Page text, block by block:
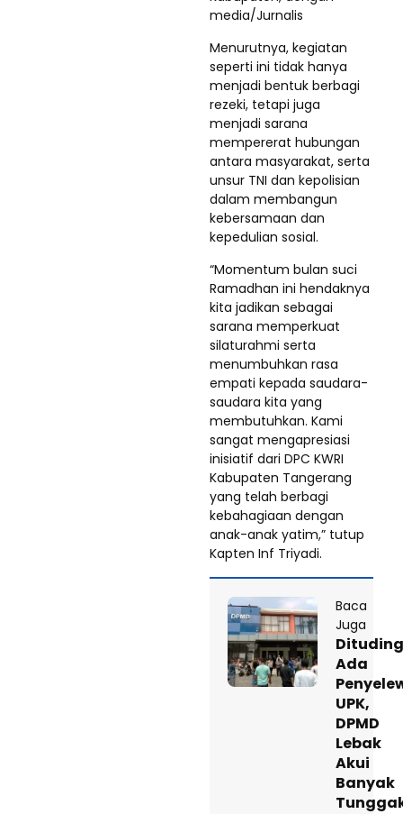
media/Jurnalis
Menurutnya, kegiatan
seperti ini tidak hanya
menjadi bentuk berbagi
rezeki, tetapi juga
menjadi sarana
mempererat hubungan
antara masyarakat, serta
unsur TNI dan kepolisian
dalam membangun
kebersamaan dan
kepedulian sosial.
“Momentum bulan suci
Ramadhan ini hendaknya
kita jadikan sebagai
sarana memperkuat
silaturahmi serta
menumbuhkan rasa
empati kepada saudara-
saudara kita yang
membutuhkan. Kami
sangat mengapresiasi
inisiatif dari DPC KWRI
Kabupaten Tangerang
yang telah berbagi
kebahagiaan dengan
anak-anak yatim,” tutup
Kapten Inf Triyadi.
Baca
Juga
Dituding
Ada
UPK,
DPMD
Lebak
Akui
Banyak